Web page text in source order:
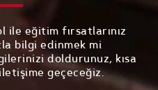
ile eğitim fırsatlarınız
bilgi edinmek mi
doldurunuz, kısa
geçeceğiz.